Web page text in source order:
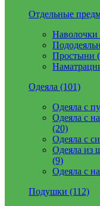
Отдельные
Наволочки
Простыни
Одеяла (101)
Одеяла с
Одеяла с
(20)
Одеяла с
Одеяла из
(9)
Одеяла с
Подушки (112)